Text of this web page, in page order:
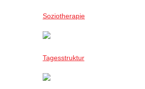
Soziotherapie
Tagesstruktur